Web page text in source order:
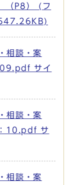
（P8） (フ
相談・案
サイ
相談・案
10.pdf サ
相談・案